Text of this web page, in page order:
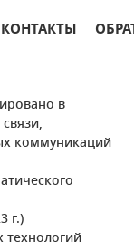
КОНТАКТЫ
в
коммуникаций
г.)